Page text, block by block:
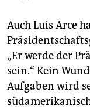
unterstützen
abo
genossenschaft
epaper login
Auch Luis Arce
„Er werde der
sein.“ Kein
Aufgaben wird